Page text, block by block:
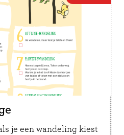
je een wandeling kiest